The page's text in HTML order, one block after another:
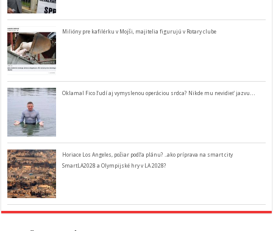
Milióny pre kafilérku v Mojši, majitelia figurujú v Rotary clube
Oklamal Fico ľudí aj vymyslenou operáciou srdca? Nikde mu nevidieť jazvu…
Horiace Los Angeles, požiar podľa plánu? ..ako príprava na smart city
SmartLA2028 a Olympijské hry v LA 2028?